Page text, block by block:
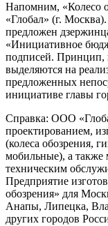
Напомним, «Колесо
«Глобал» (г.
предложен
«Инициативное
подписей. Принцип,
выделяются на
предложенных
инициативе главы
Справка: ООО
проектированием,
(колеса обозрения,
мобильные), а
техническим
Предприятие
обозрения» для
Анапы, Липецка,
других городов